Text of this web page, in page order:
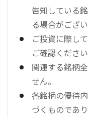
告知している
る場合がござ
ご投資に際し
ご確認ください
関連する銘柄
せん。
各銘柄の優待
づくものであ